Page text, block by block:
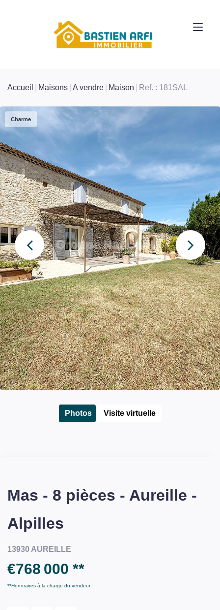
Accueil Maisons A vendre Maison Ref. : 181SAL
Charme
Photos Visite virtuelle
Mas - 8 pièces - Aureille -
Alpilles
13930 AUREILLE
€768 000 **
**Honoraires à la charge du vendeur